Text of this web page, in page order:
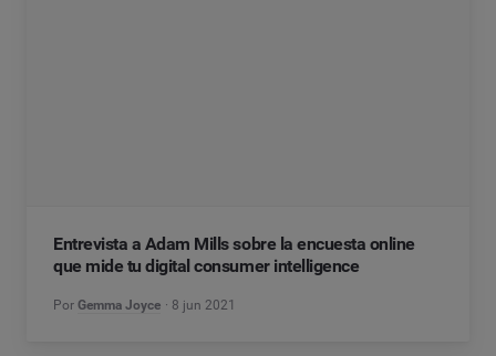
Entrevista a Adam Mills sobre la encuesta online
que mide tu digital consumer intelligence
Por Gemma Joyce 8 jun 2021